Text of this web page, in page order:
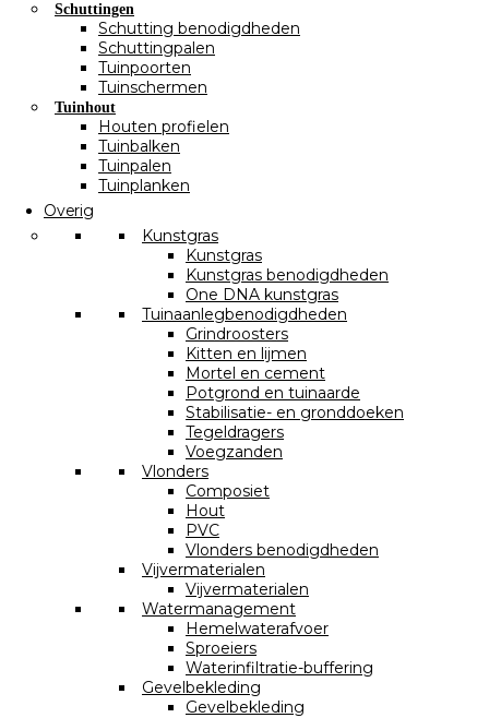
Schuttingen
Schutting benodigdheden
Schuttingpalen
Tuinpoorten
Tuinschermen
Tuinhout
Houten profielen
Tuinbalken
Tuinpalen
Tuinplanken
Overig
Kunstgras
Kunstgras
Kunstgras benodigdheden
One DNA kunstgras
Tuinaanlegbenodigdheden
Grindroosters
Kitten en lijmen
Mortel en cement
Potgrond en tuinaarde
Stabilisatie- en gronddoeken
Tegeldragers
Voegzanden
Vlonders
Composiet
Hout
PVC
Vlonders benodigdheden
Vijvermaterialen
Vijvermaterialen
Watermanagement
Hemelwaterafvoer
Sproeiers
Waterinfiltratie-buffering
Gevelbekleding
Gevelbekleding